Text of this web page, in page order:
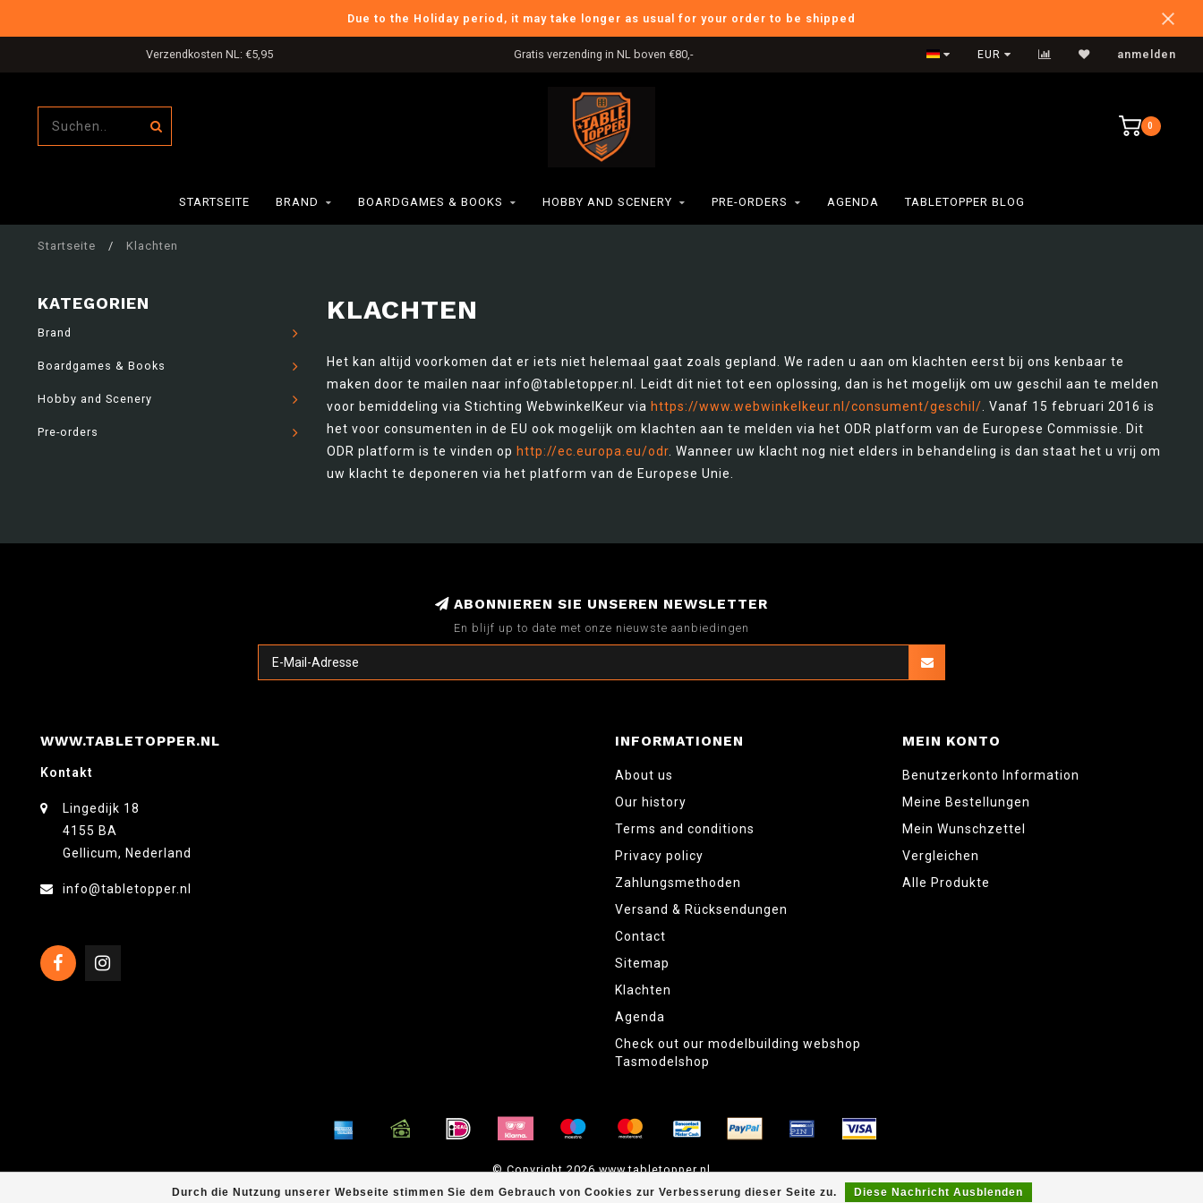
Due to the Holiday period, it may take longer as usual for your order to be shipped
Verzendkosten NL: €5,95 Gratis verzending in NL boven €80,- International Shipping
EUR anmelden
0
STARTSEITE BRAND BOARDGAMES & BOOKS HOBBY AND SCENERY PRE-ORDERS AGENDA TABLETOPPER BLOG
Startseite / Klachten
KATEGORIEN
Brand
Boardgames & Books
Hobby and Scenery
Pre-orders
KLACHTEN
Het kan altijd voorkomen dat er iets niet helemaal gaat zoals gepland. We raden u aan om klachten eerst bij ons kenbaar te
maken door te mailen naar info@tabletopper.nl
. Leidt dit niet tot een oplossing, dan is het mogelijk om uw geschil aan te melden
voor bemiddeling via Stichting WebwinkelKeur via https://www.webwinkelkeur.nl/consument/geschil/ . Vanaf 15 februari 2016 is
het voor consumenten in de EU ook mogelijk om klachten aan te melden via het ODR platform van de Europese Commissie. Dit
ODR platform is te vinden op http://ec.europa.eu/odr. Wanneer uw klacht nog niet elders in behandeling is dan staat het u vrij om
uw klacht te deponeren via het platform van de Europese Unie.
Durch die Nutzung unserer Webseite stimmen Sie dem Gebrauch von Cookies zur Verbesserung dieser Seite zu. Diese Nachricht Ausblenden
ABONNIEREN SIE UNSEREN NEWSLETTER
En blijf up to date met onze nieuwste aanbiedingen
WWW.TABLETOPPER.NL
Kontakt
Lingedijk 18
4155 BA
Gellicum, Nederland
info@tabletopper.nl
INFORMATIONEN
About us
Our history
Terms and conditions
Privacy policy
Zahlungsmethoden
Versand & Rücksendungen
Contact
Sitemap
Klachten
Agenda
Check out our modelbuilding webshop
Tasmodelshop
MEIN KONTO
Benutzerkonto Information
Meine Bestellungen
Mein Wunschzettel
Vergleichen
Alle Produkte
© Copyright 2026 www.tabletopper.nl